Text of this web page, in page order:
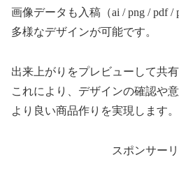
画像データも入稿（ai / png / pdf /
多様なデザインが可能です。
出来上がりをプレビューして共
これにより、デザインの確認や
より良い商品作りを実現します。
スポンサー